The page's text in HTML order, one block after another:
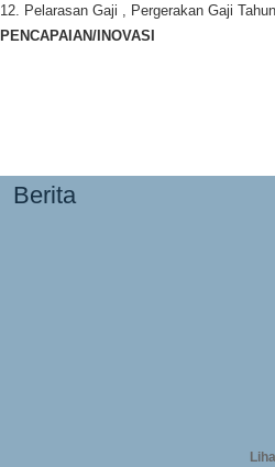
12. Pelarasan Gaji , Pergerakan Gaji
PENCAPAIAN/INOVASI
Berita